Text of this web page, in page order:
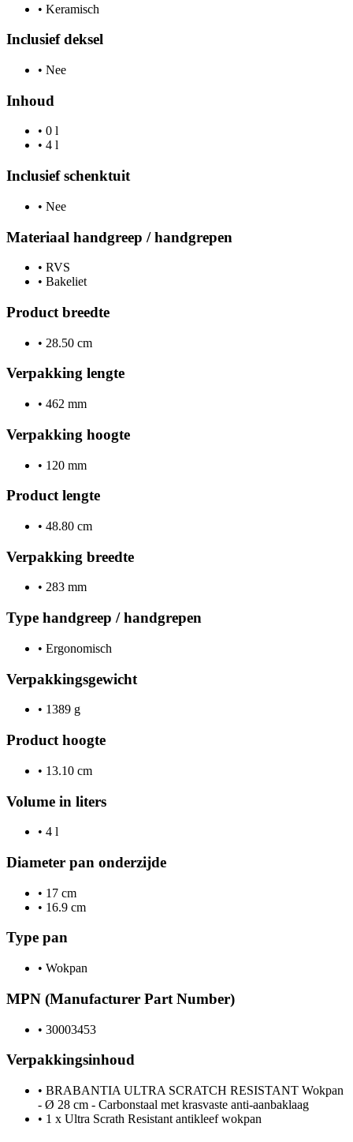
• Keramisch
Inclusief deksel
• Nee
Inhoud
• 0 l
• 4 l
Inclusief schenktuit
• Nee
Materiaal handgreep / handgrepen
• RVS
• Bakeliet
Product breedte
• 28.50 cm
Verpakking lengte
• 462 mm
Verpakking hoogte
• 120 mm
Product lengte
• 48.80 cm
Verpakking breedte
• 283 mm
Type handgreep / handgrepen
• Ergonomisch
Verpakkingsgewicht
• 1389 g
Product hoogte
• 13.10 cm
Volume in liters
• 4 l
Diameter pan onderzijde
• 17 cm
• 16.9 cm
Type pan
• Wokpan
MPN (Manufacturer Part Number)
• 30003453
Verpakkingsinhoud
• BRABANTIA ULTRA SCRATCH RESISTANT Wokpan
- Ø 28 cm - Carbonstaal met krasvaste anti-aanbaklaag
• 1 x Ultra Scrath Resistant antikleef wokpan